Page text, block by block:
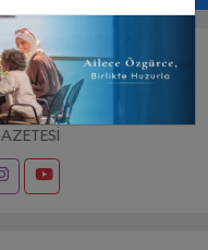
KULAĞI HALKIN DİLİ